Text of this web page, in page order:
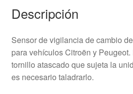
Descripción
Sensor de vigilancia de cambio
para vehículos Citroën y
tornillo atascado que sujeta la
es necesario taladrarlo.